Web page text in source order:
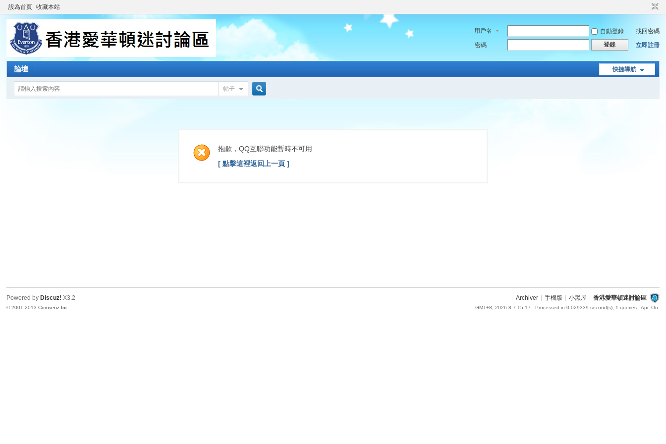
設為首頁 收藏本站
用戶名 自動登錄
找回密碼
密碼
登錄 立即註冊
快捷導航
論壇
帖子
索
抱歉，QQ互聯功能暫時不可用
[ 點擊這裡返回上一頁 ]
Archiver 手機版 小黑屋 香港愛華頓迷討論區
GMT+8, 2026-8-7 15:17 , Processed in 0.029339 second(s), 1 queries , Apc On.
Powered by Discuz! X3.2
© 2001-2013Comsenz Inc.